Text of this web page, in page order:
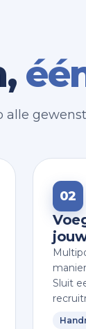
02
Sluit